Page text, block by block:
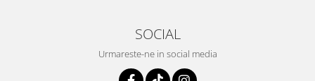
SOCIAL
Urmareste-ne in social media